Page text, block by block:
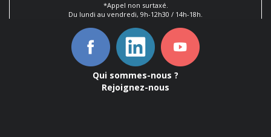
*Appel non surtaxé.
Du lundi au vendredi, 9h-12h30 / 14h-18h.
Qui sommes-nous ?
Rejoignez-nous